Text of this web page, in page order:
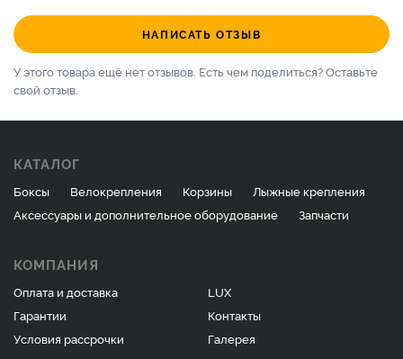
НАПИСАТЬ ОТЗЫВ
У этого товара ещё нет отзывов. Есть чем поделиться?Оставьте
свой отзыв.
КАТАЛОГ
Боксы Велокрепления Корзины
Лыжные крепления
Аксессуары и дополнительное оборудование
Запчасти
КОМПАНИЯ
Оплата и доставка
Гарантии
Условия рассрочки
LUX
Контакты
Галерея